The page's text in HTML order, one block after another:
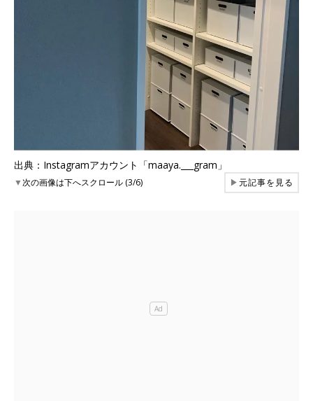
出典：Instagramアカウント「maaya.___gram」
▼次の画像は下へスクロール (3/6) ▶元記事を見る